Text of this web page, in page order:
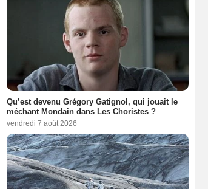
Qu’est devenu Grégory Gatignol, qui jouait le
méchant Mondain dans Les Choristes ?
vendredi 7 août 2026